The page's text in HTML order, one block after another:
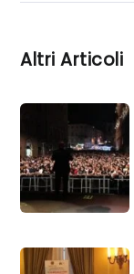
Altri Articoli